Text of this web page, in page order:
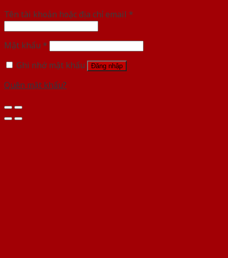
Tên tài khoản hoặc địa chỉ email *
Mật khẩu *
Ghi nhớ mật khẩu
Đăng nhập
Quên mật khẩu?